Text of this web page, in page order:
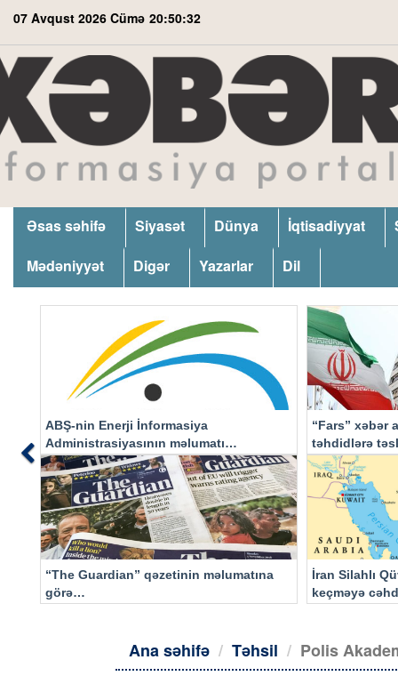
07 Avqust 2026 Cümə 20:50:33
Əsas səhifə Siyasət Dünya İqtisadiyyat
Mədəniyyət
Digər Yazarlar Dil
ABŞ-nin Enerji İnformasiya
Administrasiyasının məlumatı
əsasında…
“Fars” xəbər
təhdidlərə
“The Guardian” qəzetinin məlumatına
görə…
İran Silahlı
keçməyə
Previous
Ana səhifə Təhsil Polis